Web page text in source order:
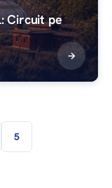
Circuit pe
5